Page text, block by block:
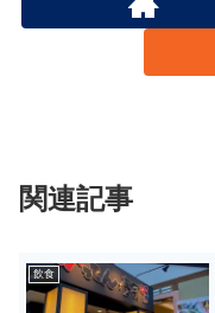
関連記事
飲食